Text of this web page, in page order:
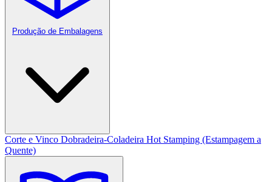
Produção de Embalagens
Corte e Vinco Dobradeira-Coladeira Hot Stamping (Estampagem a
Quente)